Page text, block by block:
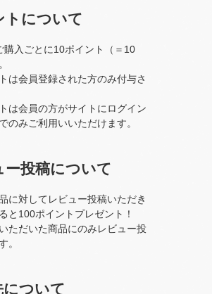
トについて
購入ごとに10ポイント（＝10
は会員登録された方のみ付与さ
は会員の方がサイトにログイン
のみご利用いいただけます。
ー投稿について
に対してレビュー投稿いただき
と100ポイントプレゼント！
ただいた商品にのみレビュー投
。
について